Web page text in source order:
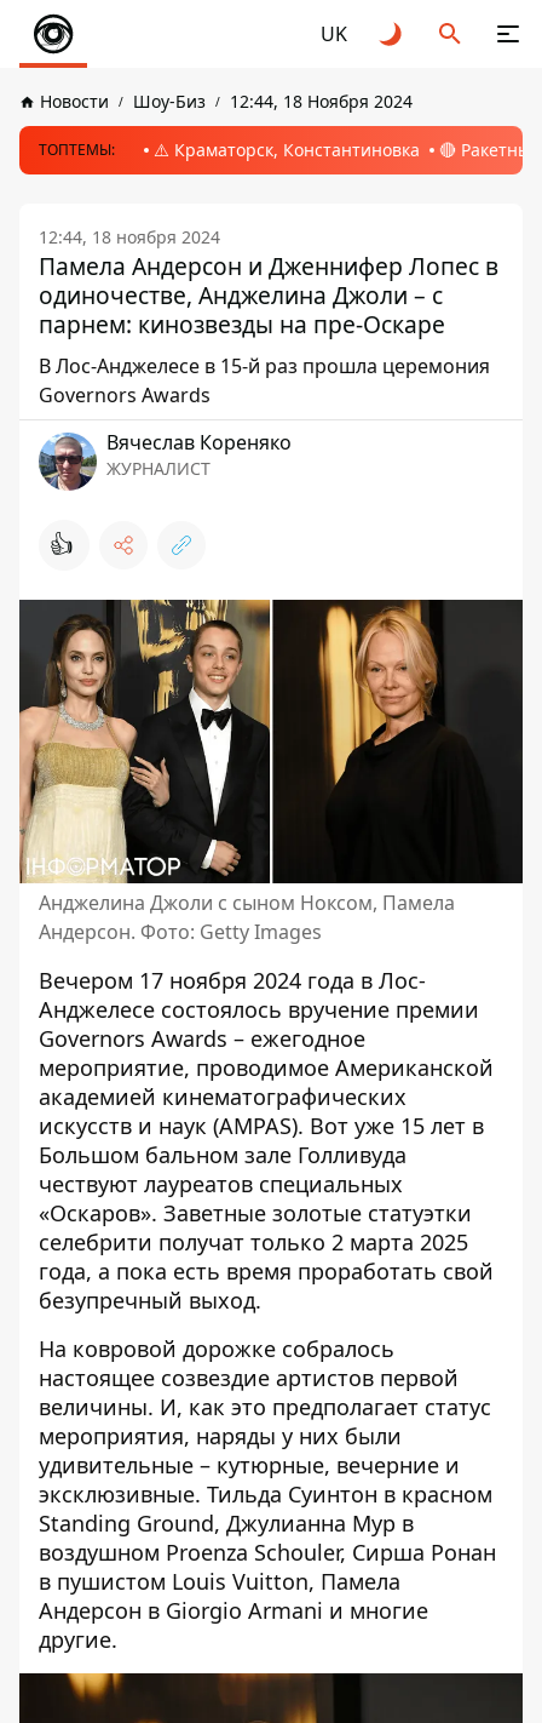
UK
Новости Шоу-Биз 12:44, 18 Ноября 2024
ТОПТЕМЫ: ⚠️ Краматорск, Константиновка 🔴
12:44, 18 ноября 2024
Памела Андерсон и Дженнифер Лопес в
одиночестве, Анджелина Джоли – с
парнем: кинозвезды на пре-Оскаре
В Лос-Анджелесе в 15-й раз прошла церемония
Governors Awards
Вячеслав Кореняко
ЖУРНАЛИСТ
👍
Анджелина Джоли с сыном Ноксом, Памела
Андерсон. Фото: Getty Images
Вечером 17 ноября 2024 года в Лос-
Анджелесе состоялось вручение премии
Governors Awards – ежегодное
мероприятие, проводимое Американской
академией кинематографических
искусств и наук (AMPAS). Вот уже 15 лет в
Большом бальном зале Голливуда
чествуют лауреатов специальных
«Оскаров». Заветные золотые статуэтки
селебрити получат только 2 марта 2025
года, а пока есть время проработать свой
безупречный выход.
На ковровой дорожке собралось
настоящее созвездие артистов первой
величины. И, как это предполагает статус
мероприятия, наряды у них были
удивительные – кутюрные, вечерние и
эксклюзивные. Тильда Суинтон в красном
Standing Ground, Джулианна Мур в
воздушном Proenza Schouler, Сирша Ронан
в пушистом Louis Vuitton, Памела
Андерсон в Giorgio Armani и многие
другие.